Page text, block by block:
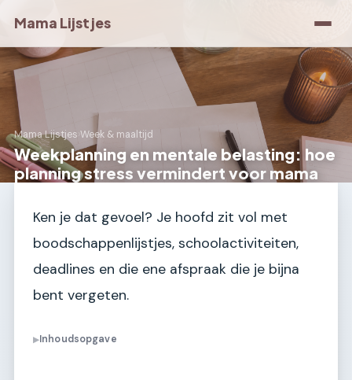
Mama Lijstjes
Mama Lijstjes Week & maaltijd
Weekplanning en mentale belasting: hoe
planning stress vermindert voor mama
Ken je dat gevoel? Je hoofd zit vol met
boodschappenlijstjes, schoolactiviteiten,
deadlines en die ene afspraak die je bijna
bent vergeten.
▶Inhoudsopgave